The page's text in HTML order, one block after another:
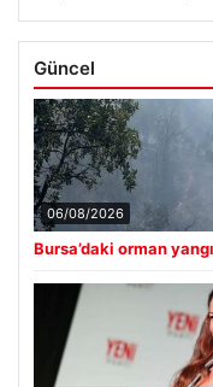
Güncel
06/08/2026
Bursa’daki orman